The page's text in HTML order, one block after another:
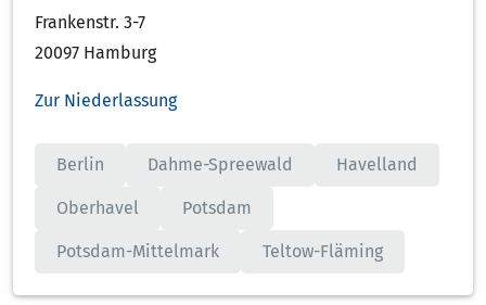
Frankenstr. 3-7
20097 Hamburg
Zur Niederlassung
Berlin Dahme-Spreewald Havelland
Oberhavel Potsdam
Potsdam-Mittelmark Teltow-Fläming